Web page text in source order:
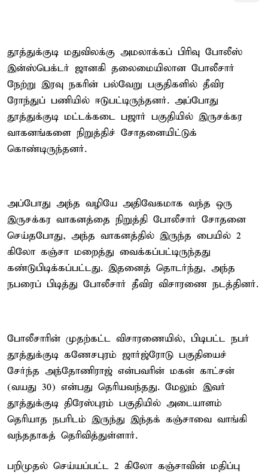
தூத்துக்குடி மதுவிலக்கு அமலாக்கப் பிரிவு போலீஸ்
இன்ஸ்பெக்டர் ஜானகி தலைமையிலான போலீசார்
நேற்று இரவு நகரின் பல்வேறு பகுதிகளில் தீவிர
ரோந்துப் பணியில் ஈடுபட்டிருந்தனர். அப்போது
தூத்துக்குடி மட்டக்கடை பஜார் பகுதியில் இருசக்கர
வாகனங்களை நிறுத்திச் சோதனையிட்டுக்
கொண்டிருந்தனர்.
அப்போது அந்த வழியே அதிவேகமாக வந்த ஒரு
இருசக்கர வாகனத்தை நிறுத்தி போலீசார் சோதனை
செய்தபோது, அந்த வாகனத்தில் இருந்த பையில் 2
கிலோ கஞ்சா மறைத்து வைக்கப்பட்டிருந்தது
கண்டுபிடிக்கப்பட்டது. இதனைத் தொடர்ந்து, அந்த
நபரைப் பிடித்து போலீசார் தீவிர விசாரணை நடத்தினர்.
போலீசாரின் முதற்கட்ட விசாரணையில், பிடிபட்ட நபர்
தூத்துக்குடி கணேசபுரம் ஜார்ஜ்ரோடு பகுதியைச்
சேர்ந்த அந்தோணிராஜ் என்பவரின் மகன் காட்சன்
(வயது 30) என்பது தெரியவந்தது. மேலும் இவர்
தூத்துக்குடி திரேஸ்புரம் பகுதியில் அடையாளம்
தெரியாத நபரிடம் இருந்து இந்தக் கஞ்சாவை வாங்கி
வந்ததாகத் தெரிவித்துள்ளார்.
பறிமுதல் செய்யப்பட்ட 2 கிலோ கஞ்சாவின் மதிப்பு